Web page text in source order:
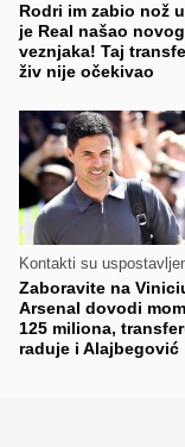
Rodri im zabio nož
je Real našao novog
veznjaka! Taj
živ nije očekivao
Kontakti su
Zaboravite na
Arsenal dovodi
125 miliona,
raduje i Alajbegović